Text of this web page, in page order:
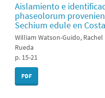
Aislamiento e
phaseolorum
Sechium edule en
William Watson-Guido,
Rueda
p. 15-21
PDF